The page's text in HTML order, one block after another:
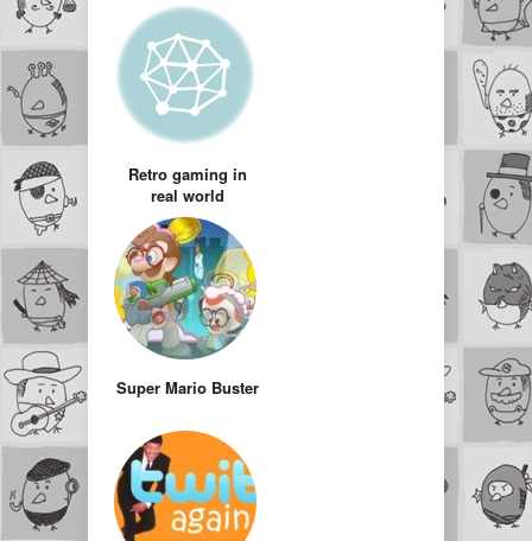
Retro gaming in
real world
Super Mario Buster